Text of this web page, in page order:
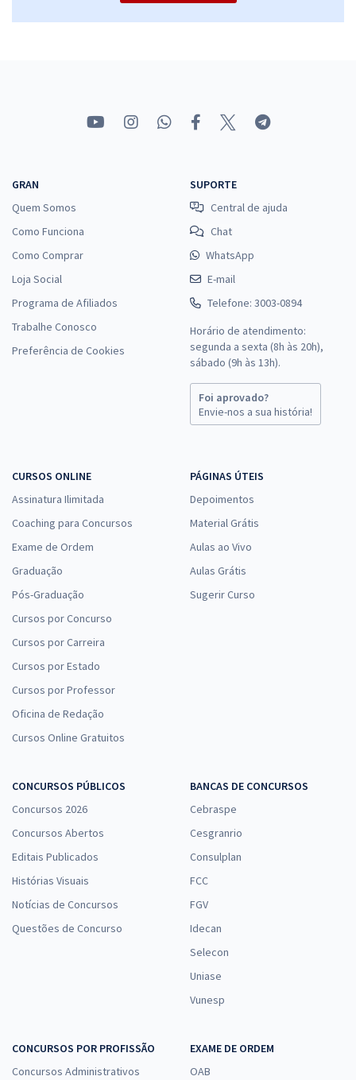
GRAN
Quem Somos
Como Funciona
Como Comprar
Loja Social
Programa de Afiliados
Trabalhe Conosco
Preferência de Cookies
SUPORTE
Central de ajuda
Chat
WhatsApp
E-mail
Telefone: 3003-0894
Horário de atendimento:
segunda a sexta (8h às 20h),
sábado (9h às 13h).
Foi aprovado?
Envie-nos a sua história!
CURSOS ONLINE
Assinatura Ilimitada
Coaching para Concursos
Exame de Ordem
Graduação
Pós-Graduação
Cursos por Concurso
Cursos por Carreira
Cursos por Estado
Cursos por Professor
Oficina de Redação
Cursos Online Gratuitos
PÁGINAS ÚTEIS
Depoimentos
Material Grátis
Aulas ao Vivo
Aulas Grátis
Sugerir Curso
CONCURSOS PÚBLICOS
Concursos 2026
Concursos Abertos
Editais Publicados
Histórias Visuais
Notícias de Concursos
Questões de Concurso
BANCAS DE CONCURSOS
Cebraspe
Cesgranrio
Consulplan
FCC
FGV
Idecan
Selecon
Uniase
Vunesp
CONCURSOS POR PROFISSÃO
Concursos Administrativos
EXAME DE ORDEM
OAB